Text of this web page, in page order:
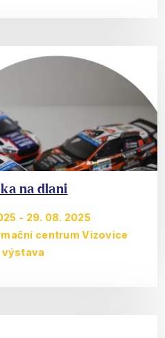
na dlani
- 29. 08. 2025
centrum Vizovice
výstava